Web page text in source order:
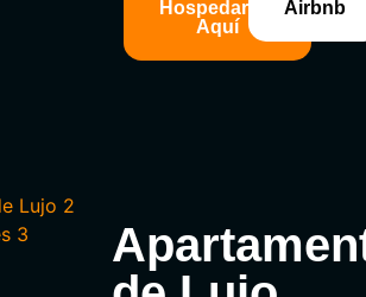
Hospedarme
Aquí
Airbnb